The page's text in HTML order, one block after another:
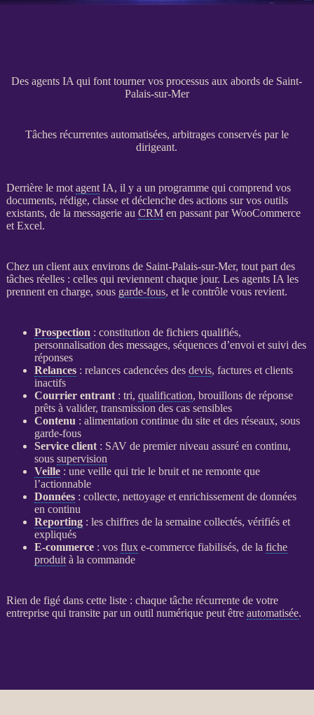
Des agents IA qui font tourner vos processus aux abords de Saint-
Palais-sur-Mer
Tâches récurrentes automatisées, arbitrages conservés par le
dirigeant.
Derrière le mot agent IA, il y a un programme qui comprend vos
documents, rédige, classe et déclenche des actions sur vos outils
existants, de la messagerie au CRMen passant parWooCommerce
et Excel.
Chez un client aux environs de Saint-Palais-sur-Mer, tout part des
tâches réelles : celles qui reviennent chaque jour. Les agents IA les
prennent en charge, sous garde-fous, et le contrôle vous revient.
Prospection : constitution de fichiers qualifiés,
personnalisation des messages, séquences d’envoi et suivi des
réponses
Relances: relancescadencées des devis, factures et clients
inactifs
Courrier entrant: tri, qualification, brouillons de réponse
prêts à valider, transmission des cas sensibles
Contenu : alimentation continue du site et des réseaux, sous
garde-fous
Service client: SAV de premier niveau assuré en continu,
sous supervision
Veille: une veillequi trie le bruit et ne remonte que
l’actionnable
Données: collecte, nettoyage et enrichissement de données
en continu
Reporting: les chiffres de la semaine collectés, vérifiés et
expliqués
E-commerce: vos flux e-commercefiabilisés, de la fiche
produità la commande
Rien de figé dans cette liste : chaque tâche récurrente de votre
entreprise qui transite par un outil numérique peut être automatisée.